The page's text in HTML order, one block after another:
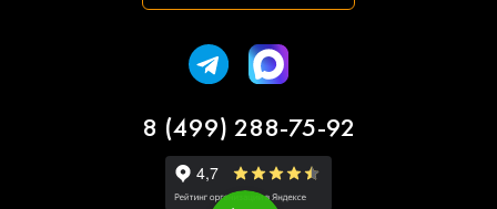
8 (499) 288-75-92